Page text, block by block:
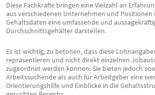
Diese Fachkräfte bringen eine Vielzahl an
aus verschiedenen Unternehmen und
Gehaltsdaten eine umfassende und
Durchschnittsgehälter darstellen.
Es ist wichtig, zu betonen, dass diese
repräsentieren und nicht direkt einzelnen
zugeordnet werden können. Sie bieten jedoch
Arbeitssuchende als auch für Arbeitgeber eine
Orientierungshilfe und Einblicke in die